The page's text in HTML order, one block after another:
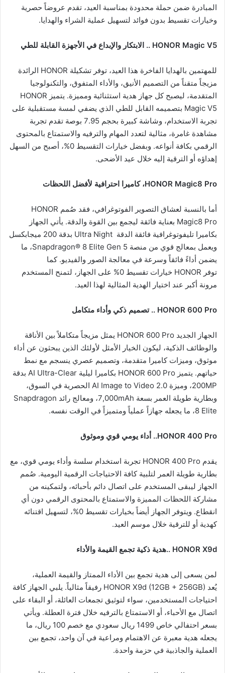
المبادرة ضمن حملة محدودة بمناسبة العيد، تقدم عروضاً حصرية
وخيارات تقسيط بدون فوائد لتسهيل عملية الشراء والهدايا.
HONOR Magic V5 .. الابتكار والإبداع في الأجهزة القابلة للطي
للمهتمين بالهدايا الفاخرة هذا العيد، توفر تشكيلة HONOR الرائدة
مزيجاً متقناً من التصميم الأنيق، والأداء المتفوق، والتكنولوجيا
المتقدمة، ليصبح كل جهاز هدية استثنائية ومميزة. يتميز HONOR
Magic V5 بتصميمه القابل للطي الذي يضفي لمسة مستقبلية على
تجربة الاستخدام، وشاشة كبيرة بحجم 7.95 بوصة تقدم تجربة
مشاهدة غامرة، مثالية لتعدد المهام والترفيه والاستمتاع بالمحتوى
الرقمي بكافة أنواعه. وبفضل خيارات التقسيط 0%، أصبح من السهل
إهداؤه أو الترقية إليه خلال عيد الأضحى.
HONOR Magic8 Pro، كاميرا احترافية لأفضل اللحظات
أما بالنسبة لعشاق التصوير الفوتوغرافي، فقد صُمم HONOR
Magic8 Pro بعناية فائقة ليجمع بين القوة والدقة. يأتي الجهاز
بكاميرا تليفوتوغرافية فائقة الدقة Ultra Night بدقة 200 ميجابكسل
ويعمل بمعالج قوي من منصة Snapdragon® 8 Elite Gen 5، ما
يضمن أداءً فائقاً وسرعة في معالجة الصور والفيديو. كما
توفر HONOR خيارات تقسيط 0% على الجهاز، لتمنح المستخدم
مرونة أكبر عند اختيار الهدية المثالية لهذا العيد.
HONOR 600 Pro .. تصميم ذكي وأداء متكامل
الجهاز الجديد HONOR 600 Pro يمثل مزيجاً متكاملاً بين الأناقة
والوظائف الذكية، ليكون الخيار الأمثل لأولئك الذين يبحثون عن أداء
موثوق، وميزات كاميرا متقدمة، وتصميم عصري ينسجم مع نمط
حياتهم. يتميز HONOR 600 Pro بكاميرا ليلية AI Ultra-Clear بدقة
200MP، وميزة AI Image to Video 2.0 الحصرية في السوق،
وبطارية طويلة العمر بسعة 7,000mAh، ومعالج رائد Snapdragon
8 Elite، ما يجعله جهازاً عملياً ومتميزاً في الوقت نفسه.
HONOR 400 Pro.. أداء يومي قوي وموثوق
يقدم HONOR 400 Pro تجربة استخدام سلسة وأداء يومي قوي، مع
بطارية طويلة العمر لتلبية كافة الاحتياجات الرقمية اليومية. صُمم
الجهاز ليبقى المستخدم على اتصال دائم بأحبائه، ولتمكينه من
مشاركة اللحظات المميزة والاستمتاع بالمحتوى الرقمي دون أي
انقطاع. ويتوفر الجهاز أيضاً بخيارات تقسيط 0%، لتسهيل اقتنائه
كهدية أو للترقية خلال موسم العيد.
HONOR X9d ..هدية ذكية تجمع القيمة والأداء
لمن يسعى إلى هدية تجمع بين الأداء الممتاز والقيمة العملية،
يُعد HONOR X9d (12GB + 256GB) رفيقاً مثالياً. يلبي الجهاز كافة
احتياجات المستخدمين، سواء لتوثيق تجمعات العائلة، أو البقاء على
اتصال مع الأحباء، أو الاستمتاع بالترفيه خلال فترة العطلة. ويأتي
بسعر احتفالي خاص 1499 ريال سعودي مع خصم 100 ريال، ما
يجعله هدية معبرة عن الاهتمام ومراعية في آن واحد، تجمع بين
العملية والجاذبية في حزمة واحدة.